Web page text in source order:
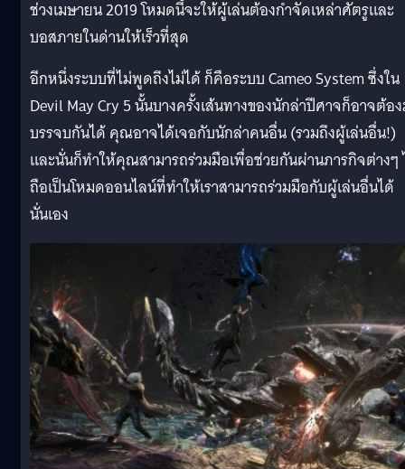
ช่วงเมษายน 2019 โหมดนี้จะให้ผู้เล่นต้องกำจัดเหล่าศัตรูเเละ
บอสภายในด่านให้เร็วที่สุด
อีกหนึ่งระบบที่ไม่พูดถึงไม่ได้ ก็คือระบบ Cameo System ซึ่งใน
Devil May Cry 5 นั้นบางครั้งเส้นทางของนักล่าปีศาจก็อาจต้อ
บรรจบกันได้ คุณอาจได้เจอกับนักล่าคนอื่น (รวมถึงผู้เล่นอื่น!)
และนั่นก็ทำให้คุณสามารถร่วมมือเพื่อช่วยกันผ่านภารกิจต่างๆ
ถือเป็นโหมดออนไลน์ที่ทำให้เราสามารถร่วมมือกับผู้เล่นอื่นได้
นั่นเอง